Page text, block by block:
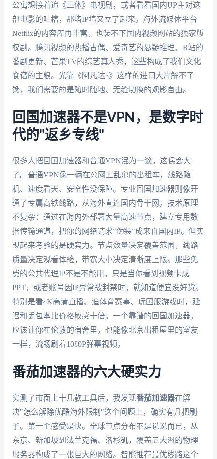
公寓想接着追《三体》电视剧，或者看看国内UP主对这
部电影的吐槽，那堵IP墙又立了起来。海外流媒体平台
Netflix的内容库再丰富，也装不下国内视频网站的独家版
权剧。腾讯视频的热播古偶、爱奇艺的悬疑推理、B站的
番剧更新、芒果TV的综艺真人秀，这些构成了我们文化
食谱的主粮。光靠《阿凡达3》这样的进口大片解不了
馋，我们需要的是随时随地、无缝切换的观影自由。
回国加速器不是VPN，是数字时
代的"返乡专线"
很多人把回国加速器和普通VPN混为一谈，这误会大
了。普通VPN像一辆在公网上乱窜的出租车，线路随
机、速度看天、安全性没保障。专业回国加速器则像开
通了专属高铁线路，从海外直连国内骨干网。技术原理
不复杂：通过在海内外部署大量高速节点，建立专用数
据传输通道，把你的网络请求"伪装"成来自国内IP。但实
现起来考验的是硬实力。节点数量决定覆盖范围，线路
质量决定观看体验，带宽大小决定清晰度上限。那些免
费的公共代理IP不是不能用，只是当你看到视频卡成
PPT，或者账号因IP异常被封禁时，就知道便宜没好货。
特别是看4K高清直播、追体育赛事、玩国服游戏时，延
迟和丢包率比价格敏感十倍。一个靠谱的回国加速器，
应该让你在伦敦的宿舍里，也能像北京出租屋里的室友
一样，流畅刷着1080P弹幕视频。
番茄加速器的六大硬实力
实测了市面上十几款工具后，我发现番茄加速器在解
决"怎么解除优酷海外限制"这个问题上，确实有几把刷
子。第一个感受是快。全球节点分布不是说说而已，从
东京、新加坡到法兰克福、洛杉矶，覆盖五大洲的物理
服务器构成了一张巨大的网络。智能推荐最优线路这个